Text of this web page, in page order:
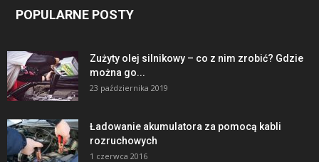
POPULARNE POSTY
Zużyty olej silnikowy – co z nim zrobić? Gdzie
można go...
23 października 2019
Ładowanie akumulatora za pomocą kabli
rozruchowych
1 czerwca 2016